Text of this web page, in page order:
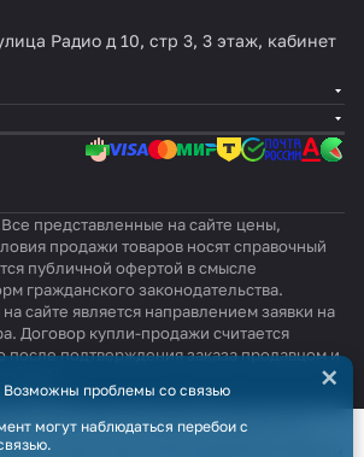
Радио д 10, стр 3, 3 этаж, кабинет
представленные на сайте цены,
продажи товаров носят справочный
публичной офертой в смысле
гражданского законодательства.
сайте является направлением заявки на
Договор купли-продажи считается
после подтверждения заказа продавцом и
Оферта проблемы со связью
могут наблюдаться перебои с
×
наш сайт, вы даёте согласие на
в целях функционирования сайта и